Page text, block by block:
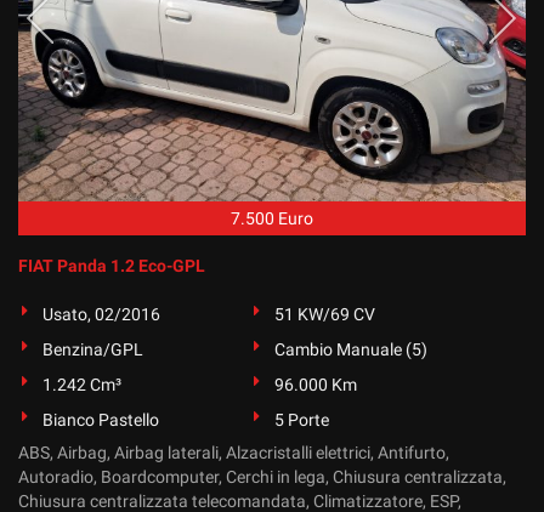
7.500 Euro
FIAT Panda 1.2 Eco-GPL
Usato, 02/2016
51 KW/69 CV
Benzina/GPL
Cambio Manuale (5)
1.242 Cm³
96.000 Km
Bianco Pastello
5 Porte
ABS, Airbag, Airbag laterali, Alzacristalli elettrici, Antifurto,
Autoradio, Boardcomputer, Cerchi in lega, Chiusura centralizzata,
Chiusura centralizzata telecomandata, Climatizzatore, ESP,